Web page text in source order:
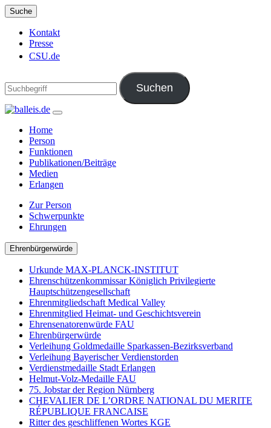
Suche
Kontakt
Presse
CSU.de
Home
Person
Funktionen
Publikationen/Beiträge
Medien
Erlangen
Zur Person
Schwerpunkte
Ehrungen
Ehrenbürgerwürde
Urkunde MAX-PLANCK-INSTITUT
Ehrenschützenkommissar Königlich Privilegierte
Hauptschützengesellschaft
Ehrenmitgliedschaft Medical Valley
Ehrenmitglied Heimat- und Geschichtsverein
Ehrensenatorenwürde FAU
Ehrenbürgerwürde
Verleihung Goldmedaille Sparkassen-Bezirksverband
Verleihung Bayerischer Verdienstorden
Verdienstmedaille Stadt Erlangen
Helmut-Volz-Medaille FAU
75. Jobstar der Region Nürnberg
CHEVALIER DE L’ORDRE NATIONAL DU MERITE
RÉPUBLIQUE FRANCAISE
Ritter des geschliffenen Wortes KGE